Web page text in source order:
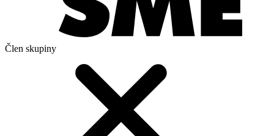
Člen skupiny